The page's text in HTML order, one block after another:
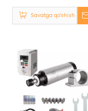
1500W 2200W MACH3
300x400mm
Savatga qo'shish